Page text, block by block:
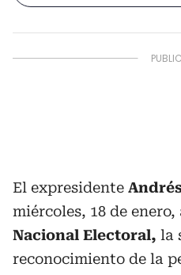
El expresidente
miércoles, 18 de enero,
Nacional Electoral, la
reconocimiento de la